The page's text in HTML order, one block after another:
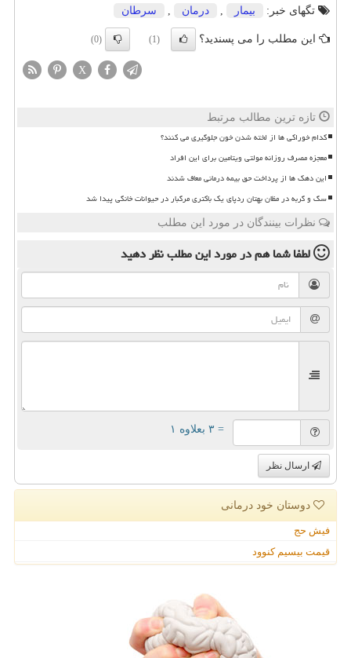
تگهای خبر:
بیمار درمان سرطان
این مطلب را می پسندید؟ (1)
(0)
X
تازه ترین مطالب مرتبط
کدام خوراکی ها از لخته شدن خون جلوگیری می کنند؟
معجزه مصرف روزانه مولتی ویتامین برای این افراد
این دهک ها از پرداخت حق بیمه درمانی معاف شدند
سگ و گربه در مظان بهتان ردپای یک باکتری مرگبار در حیوانات خانگی پیدا شد
نظرات بینندگان در مورد این مطلب
لطفا شما همدر مورد این مطلبنظر دهید
= ۳ بعلاوه ۱
ارسال نظر
دوستان خود درمانی
فیش حج
قیمت بیسیم کنوود